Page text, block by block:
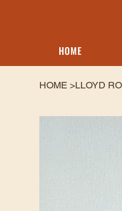
HOME
HOME >LLOYD